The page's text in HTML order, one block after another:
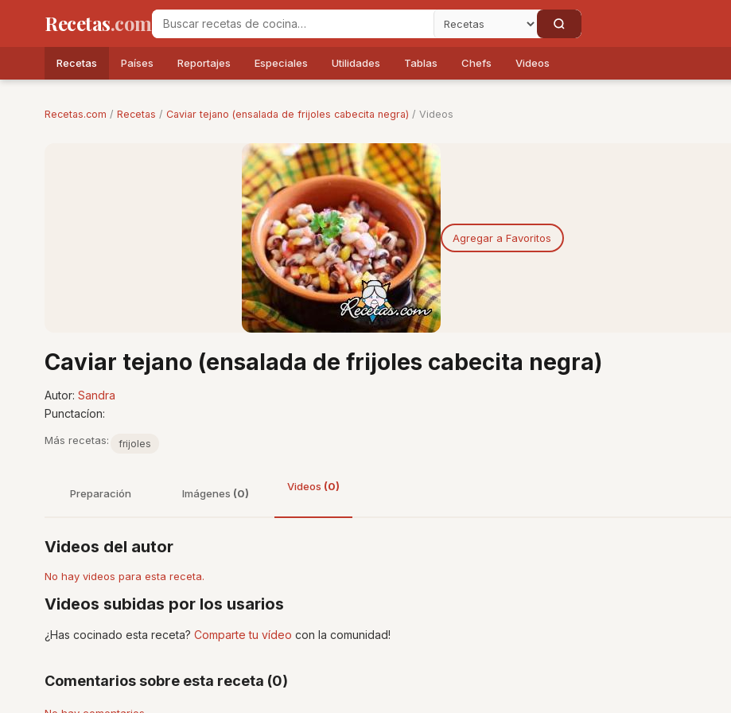
Recetas.com
Recetas Países Reportajes Especiales Utilidades Tablas Chefs Videos
Recetas.com / Recetas / Caviar tejano (ensalada de frijoles cabecita negra) / Videos
Agregar a Favoritos
Caviar tejano (ensalada de frijoles cabecita negra)
Autor: Sandra
Punctacíon:
Más recetas: frijoles
Preparación Imágenes (0)
Videos (0)
Videos del autor
No hay videos para esta receta.
Videos subidas por los usarios
¿Has cocinado esta receta? Comparte tu vídeo con la comunidad!
Comentarios sobre esta receta (0)